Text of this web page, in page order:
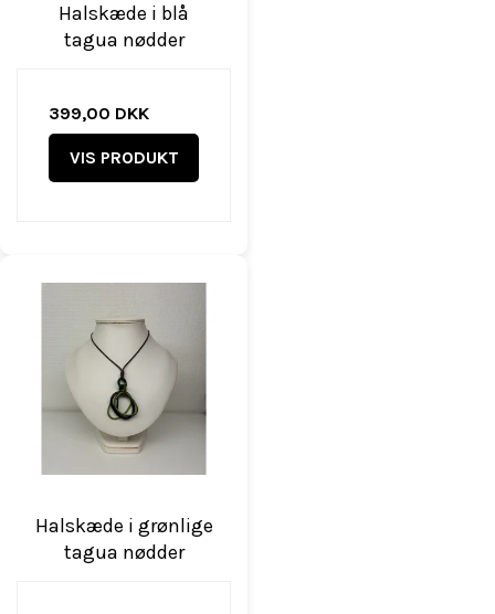
Halskæde i blå
tagua nødder
399,00 DKK
VIS PRODUKT
Halskæde i grønlige
tagua nødder